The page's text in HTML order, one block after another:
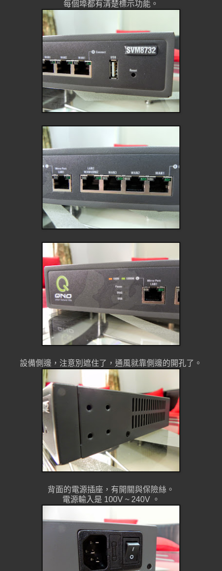
每個埠都有清楚標示功能。
設備側邊，注意別遮住了，通風就靠側邊的開孔了。
背面的電源插座，有開關與保險絲。
電源輸入是 100V ~ 240V 。